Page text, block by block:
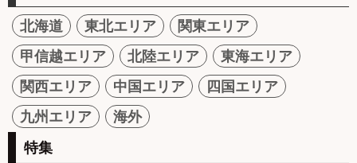
北海道 東北エリア
関東エリア
甲信越エリア
北陸エリア
東海エリア
関西エリア
中国エリア
四国エリア
九州エリア
海外
特集